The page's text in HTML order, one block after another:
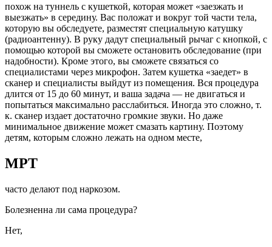
похож на туннель с кушеткой, которая может «заезжать и
выезжать» в середину. Вас положат и вокруг той части тела,
которую вы обследуете, разместят специальную катушку
(радиоантенну). В руку дадут специальный рычаг с кнопкой, с
помощью которой вы сможете остановить обследование (при
надобности). Кроме этого, вы сможете связаться со
специалистами через микрофон. Затем кушетка «заедет» в
сканер и специалисты выйдут из помещения. Вся процедура
длится от 15 до 60 минут, и ваша задача — не двигаться и
попытаться максимально расслабиться. Иногда это сложно, т.
к. сканер издает достаточно громкие звуки. Но даже
минимальное движение может смазать картину. Поэтому
детям, которым сложно лежать на одном месте,
МРТ
часто делают под наркозом.
Болезненна ли сама процедура?
Нет,